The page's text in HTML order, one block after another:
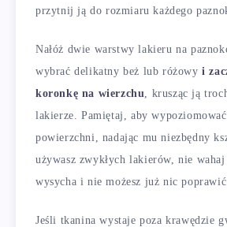
przytnij ją do rozmiaru każdego
Nałóż dwie warstwy lakieru na
wybrać delikatny beż lub różowyi
koronkę na wierzchu , krusząc ją
lakierze. Pamiętaj, aby
powierzchni, nadając mu niezbędny
używasz zwykłych lakierów, nie
wysycha i nie możesz już nic poprawić.
Jeśli tkanina wystaje poza krawędzie